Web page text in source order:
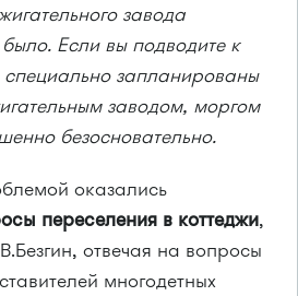
завода
Если вы подводите к
специально запланированы
заводом, моргом
безосновательно.
оказались
переселения в коттеджи,
отвечая на вопросы
многодетных